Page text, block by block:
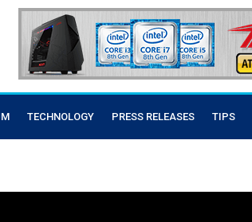
TECHNOLOGY PRESS RELEASES TIPS